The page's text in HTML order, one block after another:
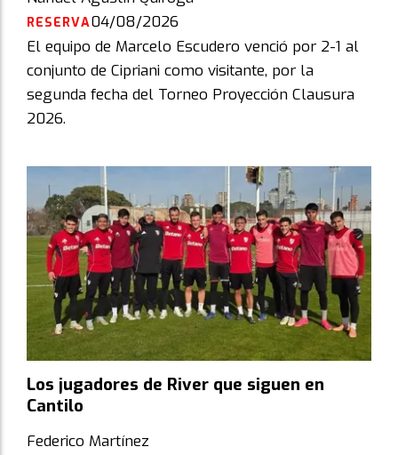
RESERVA04/08/2026
El equipo de Marcelo Escudero venció por 2-1 al
conjunto de Cipriani como visitante, por la
segunda fecha del Torneo Proyección Clausura
2026.
Los jugadores de River que siguen en
Cantilo
Federico Martínez